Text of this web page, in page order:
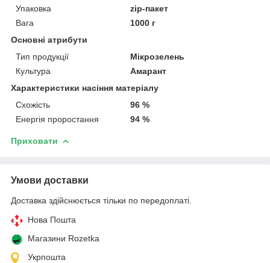
Упаковка
zip-пакет
Вага
1000 г
Основні атрибути
Тип продукції
Мікрозелень
Культура
Амарант
Характеристики насіння матеріалу
Схожість
96 %
Енергія проростання
94 %
Приховати
Умови доставки
Доставка здійснюється тільки по передоплаті.
Нова Пошта
Магазини Rozetka
Укрпошта